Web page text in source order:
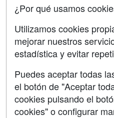
Contactar
Confidencialidad
Aviso legal
Copyleft
¿Por qué usamos
Utilizamos cookies
mejorar nuestros
estadística y evitar
Puedes aceptar todas
el botón de "Aceptar
cookies pulsando el
cookies" o configurar